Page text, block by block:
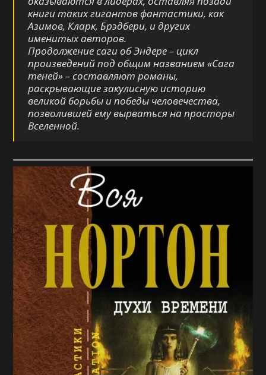
книги таких гигантов фантастики, как
Азимов, Кларк, Брэдбери, и других
именитых авторов.
Продолжение саги об Эндере – цикл
произведений под общим названием «Сага
теней» – составляют романы,
раскрывающие закулисную историю
великой борьбы и победы человечества,
позволившей ему вырваться на просторы
Вселенной.